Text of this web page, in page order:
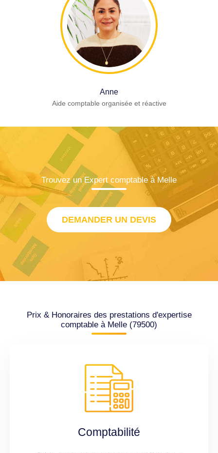
Anne
Aide comptable organisée et réactive
Trouvez un Expert comptable à Melle
DEMANDER UN DEVIS
Prix & Honoraires des prestations d'expertise
comptable à Melle (79500)
Comptabilité